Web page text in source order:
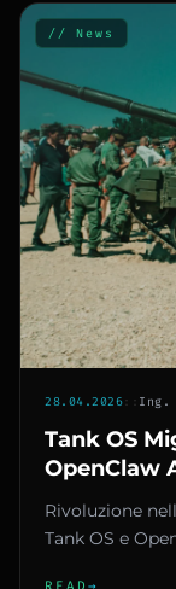
// News
28.04.2026:: Ing.
Tank OS
OpenClaw
Rivoluzione
Tank OS e